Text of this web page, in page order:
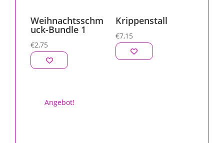
Weihnachtsschm
uck-Bundle 1
€2,75
Krippenstall
€7,15
Angebot!